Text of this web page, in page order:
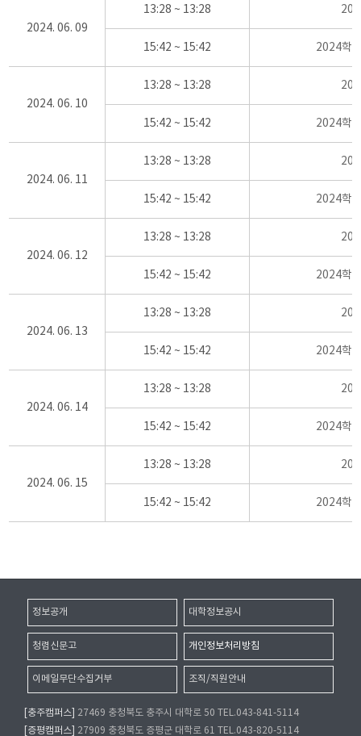
2024. 06. 09
13:28 ~ 13:28
15:42 ~ 15:42 2024학
2024. 06. 10
13:28 ~ 13:28
15:42 ~ 15:42 2024학
2024. 06. 11
13:28 ~ 13:28
15:42 ~ 15:42 2024학
2024. 06. 12
13:28 ~ 13:28
15:42 ~ 15:42 2024학
2024. 06. 13
13:28 ~ 13:28
15:42 ~ 15:42 2024학
2024. 06. 14
13:28 ~ 13:28
15:42 ~ 15:42 2024학
2024. 06. 15
13:28 ~ 13:28
15:42 ~ 15:42 2024학
정보공개 대학정보공시
청렴신문고 개인정보처리방침
이메일무단수집거부 조직/직원안내
[충주캠퍼스]
27469 충청북도 충주시 대학로 50 TEL.043-841-5114
[증평캠퍼스]
27909 충청북도 증평군 대학로 61 TEL.043-820-5114